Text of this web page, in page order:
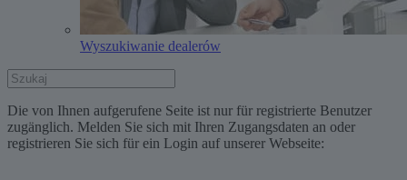
Wyszukiwanie dealerów
Die von Ihnen aufgerufene Seite ist nur für registrierte Benutzer
zugänglich. Melden Sie sich mit Ihren Zugangsdaten an oder
registrieren Sie sich für ein Login auf unserer Webseite: